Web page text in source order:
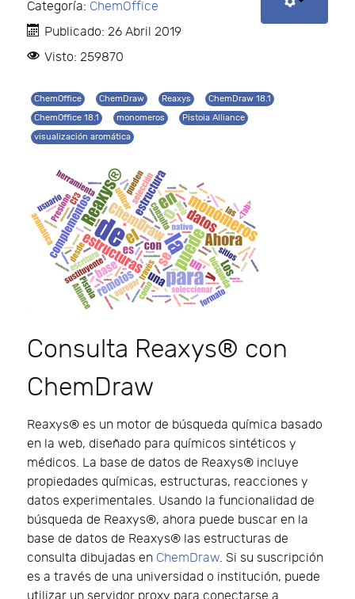
Categoría: ChemOffice
Publicado: 26 Abril 2019
Visto: 259870
ChemOffice ChemDraw Reaxys
ChemDraw 18.1
ChemOffice 18.1
monomeros
Pistoia Alliance
visualización aromática
Consulta Reaxys® con
ChemDraw
Reaxys® es un motor de búsqueda química basado
en la web, diseñado para químicos sintéticos y
médicos. La base de datos de Reaxys® incluye
propiedades químicas, estructuras, reacciones y
datos experimentales. Usando la funcionalidad de
búsqueda de Reaxys®, ahora puede buscar en la
base de datos de Reaxys® las estructuras de
consulta dibujadas en ChemDraw. Si su suscripción
es a través de una universidad o institución, puede